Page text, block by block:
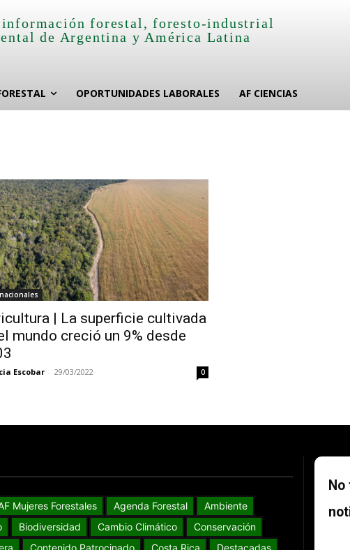
información forestal, foresto-industrial
de Argentina y América Latina
OPORTUNIDADES LABORALES AF CIENCIAS
| La superficie cultivada
mundo creció un 9% desde
Escobar - 29/03/2022 0
Mujeres Forestales Agenda Forestal
Ambiente
Biodiversidad Cambio Climático
Conservación
Contenido Patrocinado Costa Rica
Destacadas